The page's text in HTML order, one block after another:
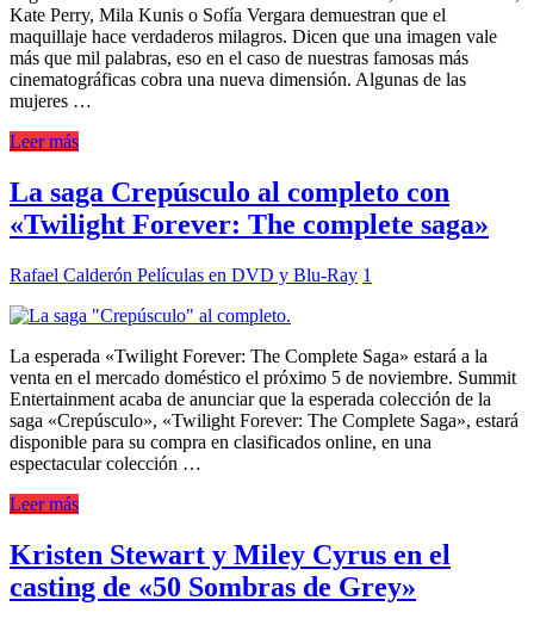
Kate Perry, Mila Kunis o Sofía Vergara demuestran que el
maquillaje hace verdaderos milagros. Dicen que una imagen vale
más que mil palabras, eso en el caso de nuestras famosas más
cinematográficas cobra una nueva dimensión. Algunas de las
mujeres …
Leer más
La saga Crepúsculo al completo con
«Twilight Forever: The complete saga»
Rafael Calderón Películas en DVD y Blu-Ray 1
La esperada «Twilight Forever: The Complete Saga» estará a la
venta en el mercado doméstico el próximo 5 de noviembre. Summit
Entertainment acaba de anunciar que la esperada colección de la
saga «Crepúsculo», «Twilight Forever: The Complete Saga», estará
disponible para su compra en clasificados online, en una
espectacular colección …
Leer más
Kristen Stewart y Miley Cyrus en el
casting de «50 Sombras de Grey»